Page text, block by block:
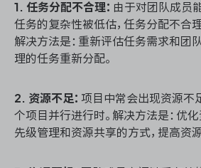
1. 任务分配不合理： 由于对团队成员
任务的复杂性被低估，任务分配不合
解决方法是：重新评估任务需求和团
理的任务重新分配。
2. 资源不足： 项目中常会出现资源不
个项目并行进行时。解决方法是：优
先级管理和资源共享的方式，提高资源